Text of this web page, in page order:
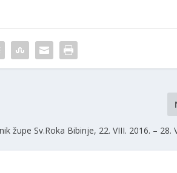
župe Sv.Roka Bibinje, 22. VIII. 2016. – 28.